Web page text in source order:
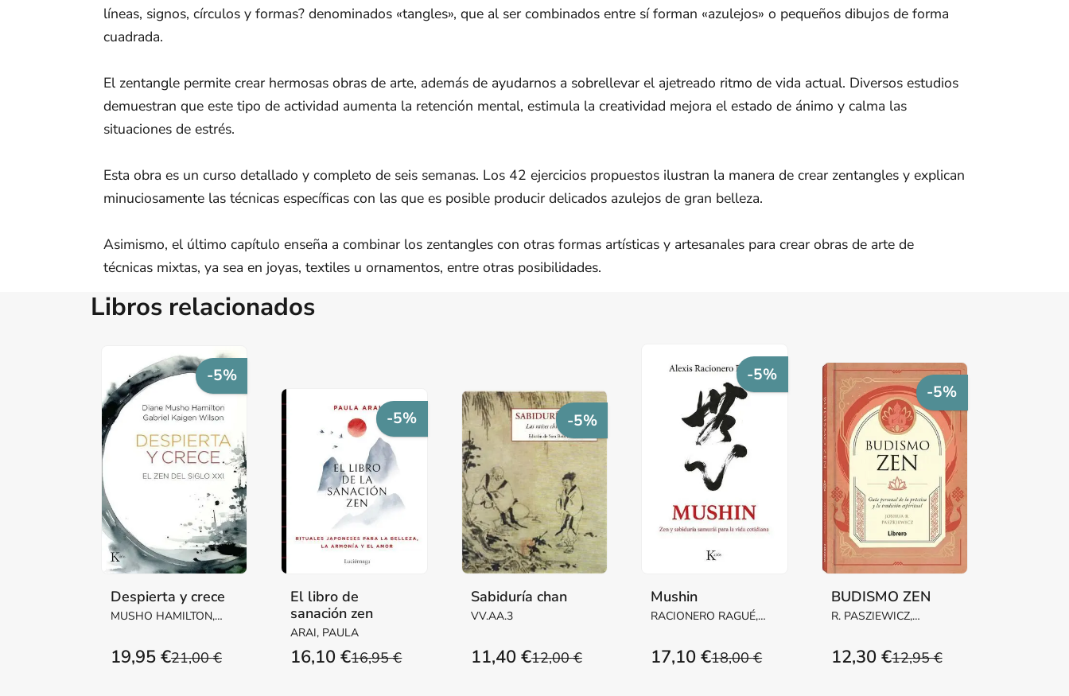
líneas, signos, círculos y formas? denominados «tangles», que al ser combinados entre sí forman «azulejos» o pequeños dibujos de forma
cuadrada.
El zentangle permite crear hermosas obras de arte, además de ayudarnos a sobrellevar el ajetreado ritmo de vida actual. Diversos estudios
demuestran que este tipo de actividad aumenta la retención mental, estimula la creatividad mejora el estado de ánimo y calma las
situaciones de estrés.
Esta obra es un curso detallado y completo de seis semanas. Los 42 ejercicios propuestos ilustran la manera de crear zentangles y explican
minuciosamente las técnicas específicas con las que es posible producir delicados azulejos de gran belleza.
Asimismo, el último capítulo enseña a combinar los zentangles con otras formas artísticas y artesanales para crear obras de arte de
técnicas mixtas, ya sea en joyas, textiles u ornamentos, entre otras posibilidades.
Libros relacionados
-5%
Despierta y crece
MUSHO HAMILTON,
21,00 €
19,95 €
-5%
El libro de
sanación zen
ARAI, PAULA
16,95 €
16,10 €
-5%
Sabiduría chan
VV.AA.3
12,00 €
11,40 €
-5%
Mushin
RACIONERO RAGUÉ,
18,00 €
17,10 €
-5%
BUDISMO ZEN
R. PASZIEWICZ,
12,95 €
12,30 €